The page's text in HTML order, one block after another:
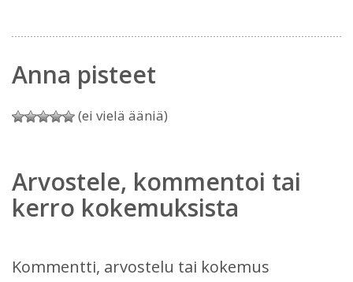
Anna pisteet
(ei vielä ääniä)
Arvostele, kommentoi tai
kerro kokemuksista
Kommentti, arvostelu tai kokemus